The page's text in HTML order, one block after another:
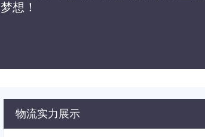
梦想！
物流实力展示
空运 (6)